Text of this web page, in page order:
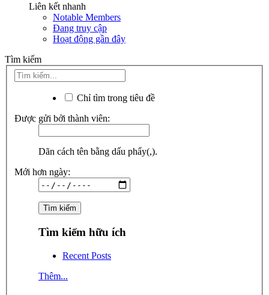
Liên kết nhanh
Notable Members
Đang truy cập
Hoạt động gần đây
Tìm kiếm
Chỉ tìm trong tiêu đề
Được gửi bởi thành viên:
Dãn cách tên bằng dấu phẩy(,).
Mới hơn ngày:
Tìm kiếm hữu ích
Recent Posts
Thêm...